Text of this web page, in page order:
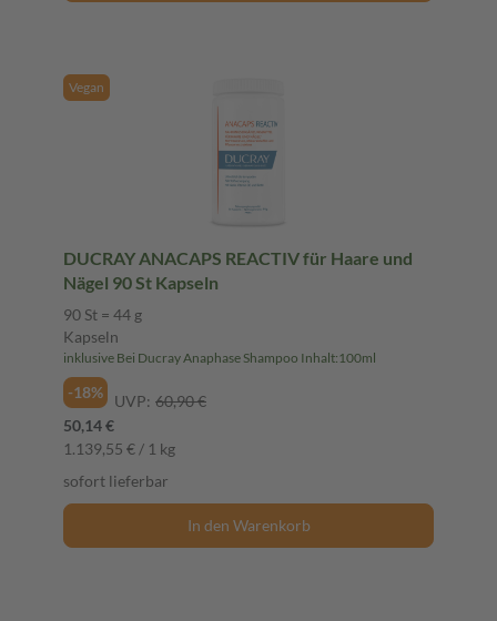
Vegan
DUCRAY ANACAPS REACTIV für Haare und
Nägel 90 St Kapseln
90 St = 44 g
Kapseln
inklusive Bei Ducray Anaphase Shampoo Inhalt:100ml
-18% UVP: 60,90 €
50,14 €
1.139,55 € / 1 kg
sofort lieferbar
In den Warenkorb